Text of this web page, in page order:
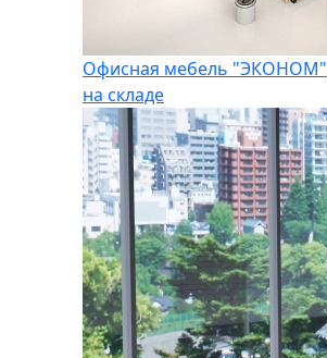
Офисная мебель "ЭКОНОМ"
на складе